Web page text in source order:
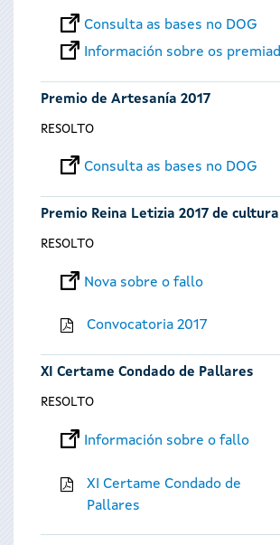
Consulta as bases no DOG
Información sobre os
Premio de Artesanía 2017
RESOLTO
Consulta as bases no DOG
Premio Reina Letizia 2017 de
RESOLTO
Nova sobre o fallo
Convocatoria 2017
XI Certame Condado de Pallares
RESOLTO
Información sobre o fallo
XI Certame Condado de
Pallares